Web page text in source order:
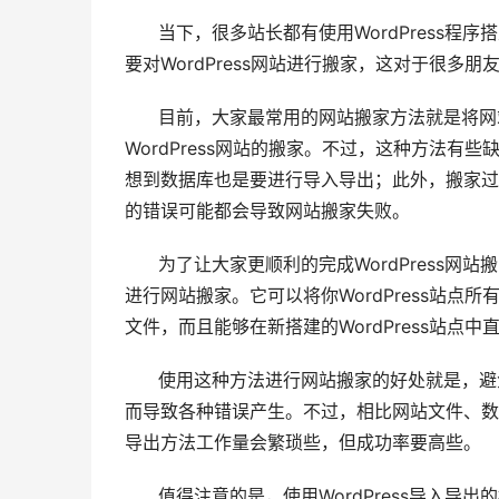
当下，很多站长都有使用WordPress程序搭
要对WordPress网站进行搬家，这对于很多朋
目前，大家最常用的网站搬家方法就是将网
WordPress网站的搬家。不过，这种方法有些
想到数据库也是要进行导入导出；此外，搬家
的错误可能都会导致网站搬家失败。
为了让大家更顺利的完成WordPress网站搬
进行网站搬家。它可以将你WordPress站点所
文件，而且能够在新搭建的WordPress站点中
使用这种方法进行网站搬家的好处就是，避
而导致各种错误产生。不过，相比网站文件、
导出方法工作量会繁琐些，但成功率要高些。